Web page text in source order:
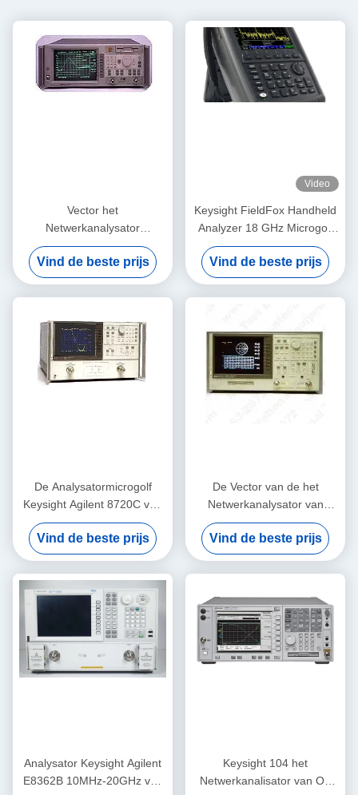
Vector het
Netwerkanalysator
Rackmount 100dB van
Keysightagilent 8711B
Vind de beste prijs
Video
Keysight FieldFox Handheld
Analyzer 18 GHz Microgolf
Netwerkanalysator met 2
poorten en 91 dB dynamisch
bereik
Vind de beste prijs
De Analysatormicrogolf
Keysight Agilent 8720C van
het Benchtopvna Netwerk
Vind de beste prijs
De Vector van de het
Netwerkanalysator van
Keysightagilent 8753D met
Kleurenvertoning
Vind de beste prijs
Analysator Keysight Agilent
E8362B 10MHz-20GHz van
Keysight 104 het
Netwerkanalisator van OB